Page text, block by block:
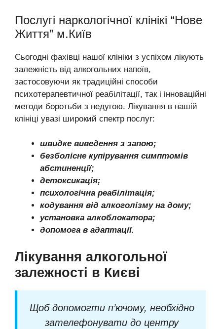
Послугі наркологічної клінікі “Нове
Життя” м.Київ
Сьогодні фахівці нашої клініки з успіхом лікують
залежність від алкогольних напоїв,
застосовуючи як традиційні способи
психотерапевтичної реабілітації, так і інноваційні
методи боротьби з недугою. Лікування в нашій
клініці увазі широкий спектр послуг:
швидке виведення з запою;
безболісне купірування симптомів
абстиненції;
детоксикація;
психологічна реабілітація;
кодування від алкоголізму на дому;
установка алкоблокатора;
допомога в адаптації.
Лікування алкогольної
залежності в Києві
Щоб допомогти п’ючому, необхідно
зателефонувати до центру